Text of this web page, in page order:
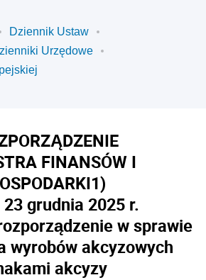
Dziennik Ustaw
Urzędowe
FINANSÓW I
1)
grudnia 2025 r.
w sprawie
wyrobów akcyzowych
akcyzy